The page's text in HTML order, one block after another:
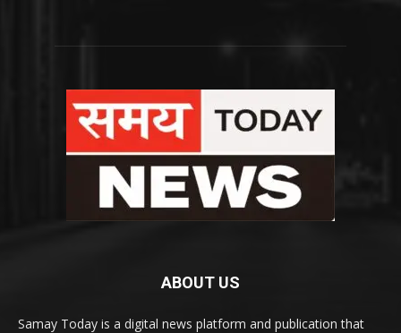
ABOUT US
Samay Today is a digital news platform and publication that